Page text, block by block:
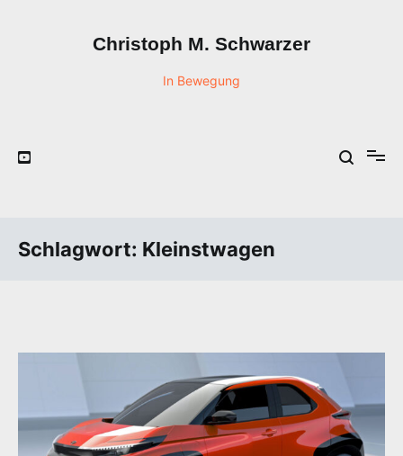
Christoph M. Schwarzer
In Bewegung
Schlagwort: Kleinstwagen